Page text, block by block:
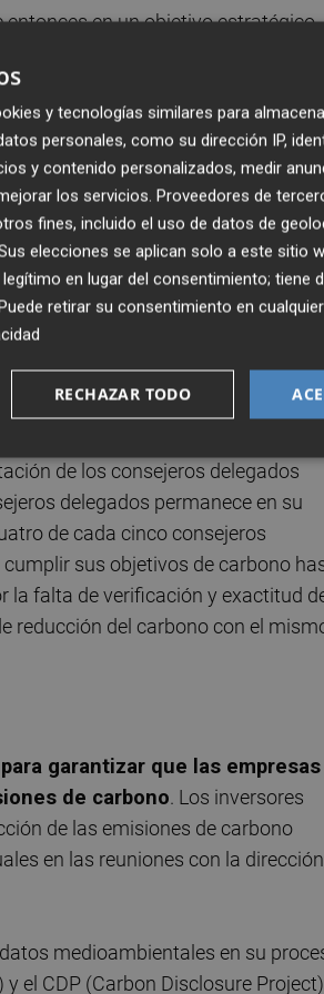
entonces en un objetivo estratégico
medioambientales aislados del
empresas y sus partes
que los objetivos pueden
resolver la crisis climática son
Efecto Invernadero)que se
empresas con objetivos basados
mucho mayor en relación con
deben proceder con cautela al
de los consejeros delegados
delegados permanece en su
de cada cinco consejeros
sus objetivos de carbono
la falta de verificación y exactitud
reducción del carbono con el
garantizar que las empresas
de carbono. Los inversores
de las emisiones de carbono
en las reuniones con la dirección
medioambientales en su
el CDP (Carbon Disclosure Project)
y tecnologías similares para
personales, como su dirección IP,
y contenido personalizados, medir
los servicios. Proveedores de
fines, incluido el uso de datos de
elecciones se aplican solo a este sitio
en lugar del consentimiento; tiene
retirar su consentimiento en
RECHAZAR TODO